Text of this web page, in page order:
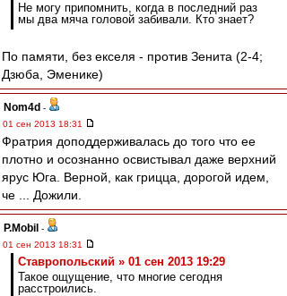
Не могу припомнить, когда в последний раз
мы два мяча головой забивали. Кто знает?
По памяти, без екселя - против Зенита (2-4;
Дзюба, Эменике)
Nom4d -
01 сен 2013 18:31
Фратрия доподдерживалась до того что ее
плотно и осознанно освистывал даже верхний
ярус Юга. Верной, как грицца, дорогой идем,
че ... Дожили.
P.Mobil -
01 сен 2013 18:31
Ставропольский » 01 сен 2013 19:29
Такое ощущение, что многие сегодня
расстроились.